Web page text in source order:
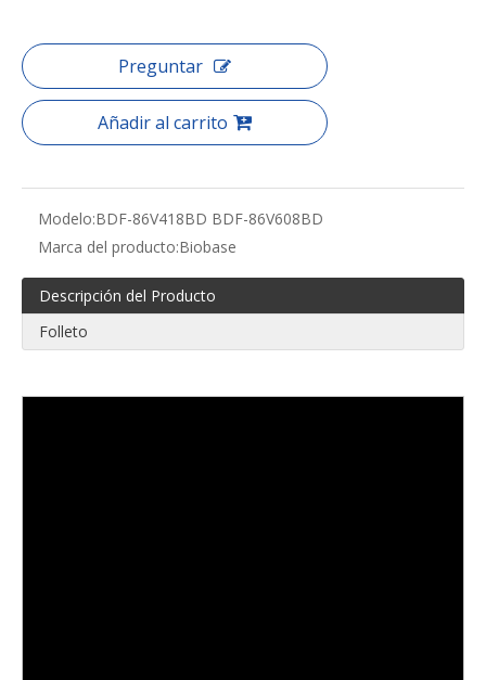
Preguntar
Añadir al carrito
Modelo:BDF-86V418BD BDF-86V608BD
Marca del producto:Biobase
Descripción del Producto
Folleto